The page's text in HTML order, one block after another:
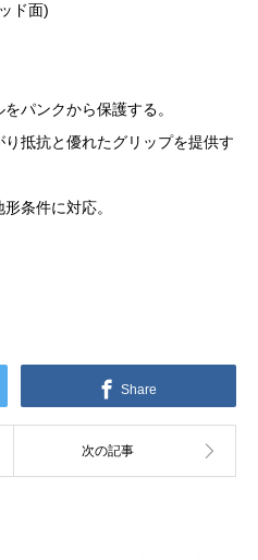
ド面)
パンクから保護する。
り抵抗と優れたグリップを提供す
条件に対応。
Share